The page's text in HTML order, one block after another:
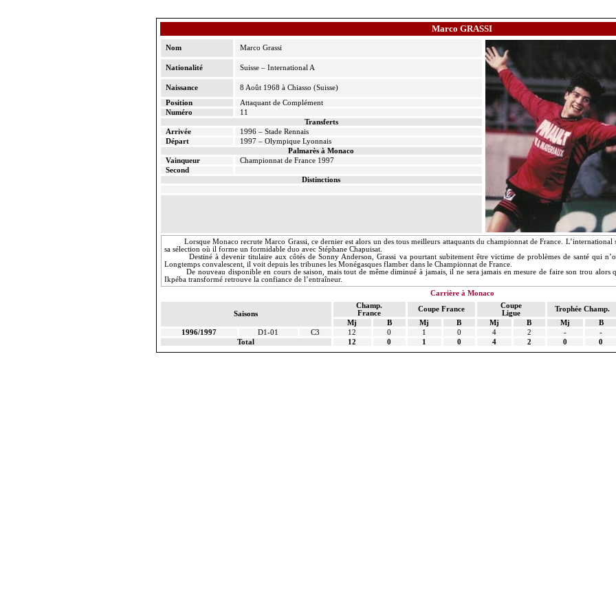
Marco GRASSI
Nom Marco Grassi
Nationalité Suisse – International A
Naissance
8 Août 1968 à Chiasso (Suisse)
Position
Attaquant de Complément
Numéro
11
Transferts
Arrivée
1996 – Stade Rennais
Départ
1997 – Olympique Lyonnais
Palmarès à Monaco
Vainqueur
Championnat de France 1997
Second
Distinctions
Lorsque Monaco recrute Marco Grassi, ce dernier est alors un des tous meilleurs attaquants du championnat de France.
sa sélection où il forme un formidable duo avec Stéphane Chapuisat.
Destiné à devenir titulaire aux côtés de Sonny Anderson, Grassi va pourtant subitement être victime de problèmes de santé qui
Longtemps convalescent, il voit depuis les tribunes les Monégasques flamber dans le Championnat de France.
De nouveau disponible en cours de saison, mais tout de même diminué à jamais, il ne sera jamais en mesure de faire son trou alors
Ikpéba transformé retrouve la confiance de l’entraîneur.
Carrière à Monaco
Saisons
Champ.
France
Coupe France
Coupe
Ligue
Trophée Champ.
Mj
B Mj B Mj B Mj B
1996/1997
D1-01 C3 12 0 1 0 4 2 - -
Total
12 0 1 0 4 2 0 0